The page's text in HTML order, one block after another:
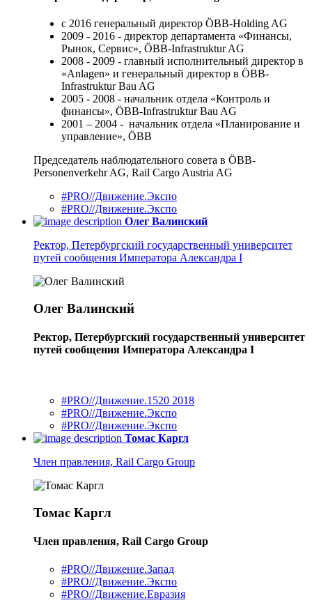
с 2016 генеральный директор ÖBB-Holding AG
2009 - 2016 - директор департамента «Финансы,
Рынок, Сервис», ÖBB-Infrastruktur AG
2008 - 2009 - главный исполнительный директор в
«Anlagen» и генеральный директор в ÖBB-
Infrastruktur Bau AG
2005 - 2008 - начальник отдела «Контроль и
финансы», ÖBB-Infrastruktur Bau AG
2001 – 2004 - начальник отдела «Планирование и
управление», ÖBB
Председатель наблюдательного совета в ÖBB-
Personenverkehr AG, Rail Cargo Austria AG
#PRO//Движение.Экспо
#PRO//Движение.Экспо
Олег Валинский
Ректор, Петербургский государственный университет
путей сообщения Императора Александра I
Олег Валинский
Ректор, Петербургский государственный университет
путей сообщения Императора Александра I
#PRO//Движение.1520 2018
#PRO//Движение.Экспо
#PRO//Движение.Экспо
Томас Каргл
Член правления, Rail Cargo Group
Томас Каргл
Член правления, Rail Cargo Group
#PRO//Движение.Запад
#PRO//Движение.Экспо
#PRO//Движение.Евразия